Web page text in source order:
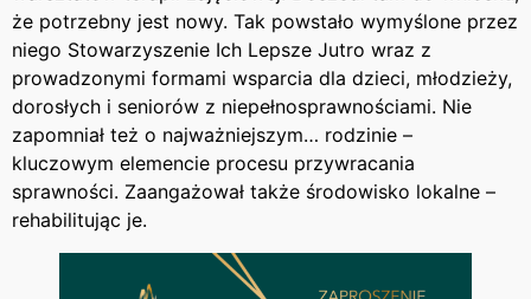
że potrzebny jest nowy. Tak powstało wymyślone przez
niego Stowarzyszenie Ich Lepsze Jutro wraz z
prowadzonymi formami wsparcia dla dzieci, młodzieży,
dorosłych i seniorów z niepełnosprawnościami. Nie
zapomniał też o najważniejszym… rodzinie –
kluczowym elemencie procesu przywracania
sprawności. Zaangażował także środowisko lokalne –
rehabilitując je.